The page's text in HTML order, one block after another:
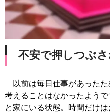
不安で押しつぶ
以前は毎日仕事があったた
考えることはなかったよう
と家にいる状態。時間だけは